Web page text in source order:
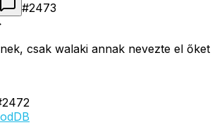
#2473
csak walaki annak nevezte el őket
2472